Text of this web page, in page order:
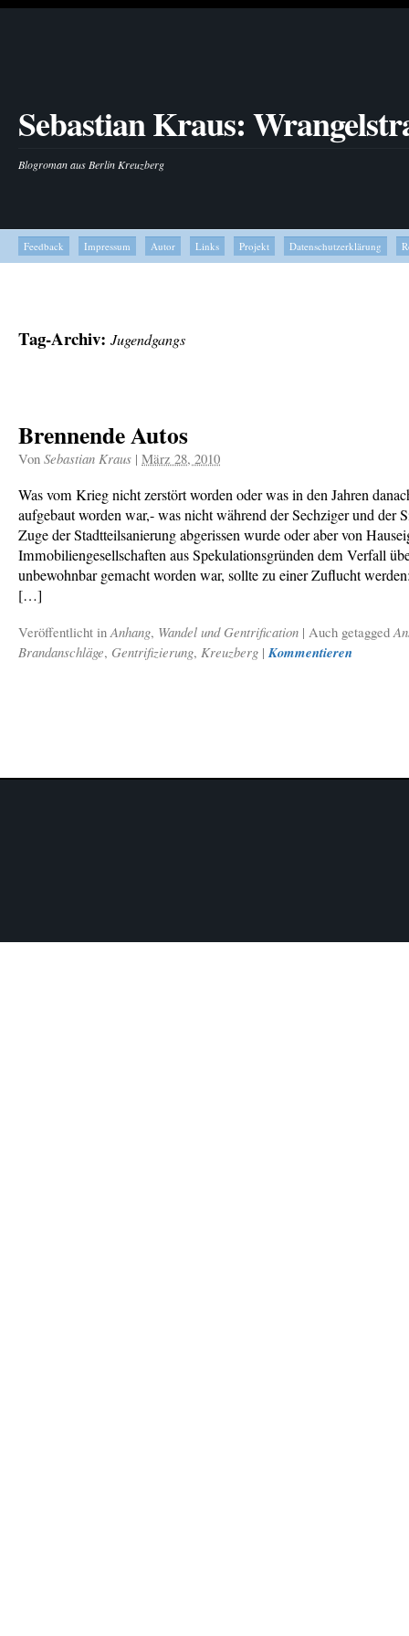
Sebastian Kraus:
Blogroman aus Berlin Kreuzberg
Feedback Impressum Autor Links Projekt Datenschutzerklärung
Tag-Archiv: Jugendgangs
Brennende Autos
Von Sebastian Kraus | März 28, 2010
Was vom Krieg nicht zerstört worden oder was in den Jahren
aufgebaut worden war,- was nicht während der Sechziger und der
Zuge der Stadtteilsanierung abgerissen wurde oder aber von
Immobiliengesellschaften aus Spekulationsgründen dem Verfall
unbewohnbar gemacht worden war, sollte zu einer Zuflucht
[…]
Veröffentlicht inAnhang, Wandel und Gentrification | Auch getagged
Brandanschläge, Gentrifizierung, Kreuzberg | Kommentieren